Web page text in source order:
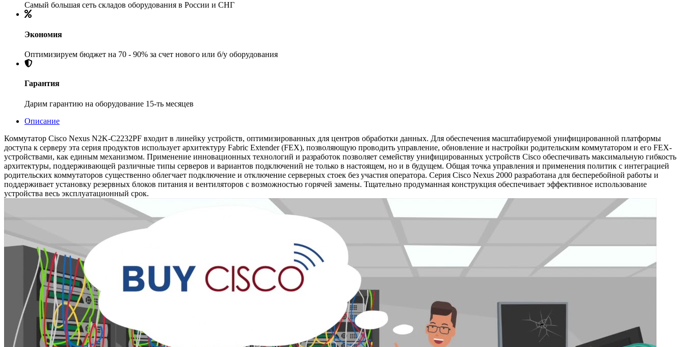
Самый большая сеть складов оборудования в России и СНГ
Экономия
Оптимизируем бюджет на 70 - 90% за счет нового или б/у оборудования
Гарантия
Дарим гарантию на оборудование 15-ть месяцев
Описание
Коммутатор Cisco Nexus N2K-C2232PF входит в линейку устройств, оптимизированных для центров обработки данных. Для обеспечения масштабируемой унифицированной платформы
доступа к серверу эта серия продуктов использует архитектуру Fabric Extender (FEX), позволяющую проводить управление, обновление и настройки родительским коммутатором и его FEX-
устройствами, как единым механизмом. Применение инновационных технологий и разработок позволяет семейству унифицированных устройств Cisco обеспечивать максимальную гибкость
архитектуры, поддерживающей различные типы серверов и вариантов подключений не только в настоящем, но и в будущем. Общая точка управления и применения политик с интеграцией
родительских коммутаторов существенно облегчает подключение и отключение серверных стоек без участия оператора. Серия Cisco Nexus 2000 разработана для бесперебойной работы и
поддерживает установку резервных блоков питания и вентиляторов с возможностью горячей замены. Тщательно продуманная конструкция обеспечивает эффективное использование
устройства весь эксплуатационный срок.